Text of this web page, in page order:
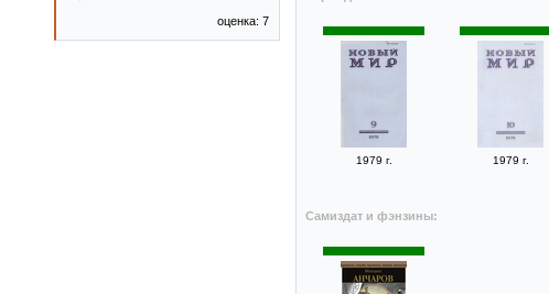
1979 г. 1979 г.
Самиздат и фэнзины:
оценка: 7